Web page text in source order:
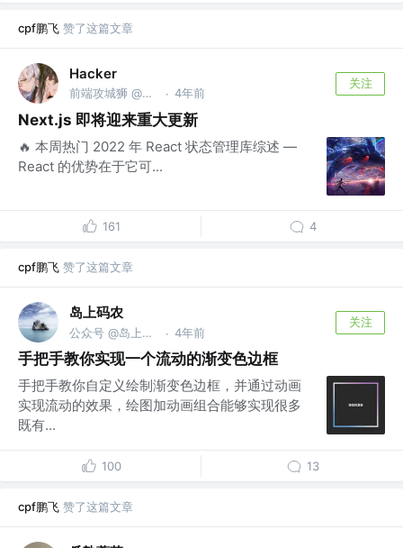
cpf鹏飞 赞了这篇文章
Hacker
前端攻城狮 @不知名公司 · 4年前
关注
Next.js 即将迎来重大更新
🔥 本周热门 2022 年 React 状态管理库综述 —
React 的优势在于它可...
161 4
cpf鹏飞 赞了这篇文章
岛上码农
公众号 @岛上码农 | 掘金签约作者🚩 · 4年前
关注
手把手教你实现一个流动的渐变色边框
手把手教你自定义绘制渐变色边框，并通过动画
实现流动的效果，绘图加动画组合能够实现很多
既有...
100 13
cpf鹏飞 赞了这篇文章